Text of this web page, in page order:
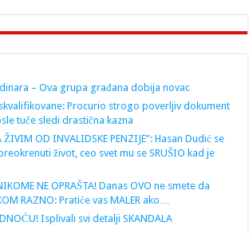
– Ova grupa građana dobija novac
Procurio strogo poverljiv dokument
tuče sledi drastična kazna
ŽIVIM OD INVALIDSKE PENZIJE”: Hasan Dudić se
život, ceo svet mu se SRUŠIO kad je
NE OPRAŠTA! Danas OVO ne smete da
RAZNO: Pratiće vas MALER ako…
Isplivali svi detalji SKANDALA